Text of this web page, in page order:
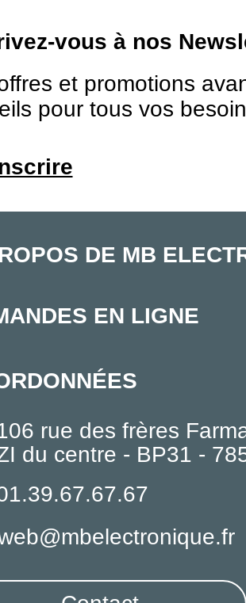
vous à nos
et promotions
pour tous vos
DE MB
EN LIGNE
rue des frères
du centre - BP31 -